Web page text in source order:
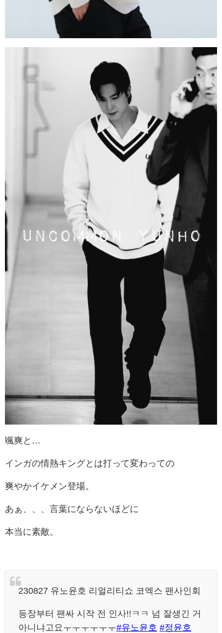
颯爽と…
インガの情熱キングとは打って変わっての
爽やかイケメン登場。
あぁ、、、言葉にならないほどに
本当に素敵。
230827 유노윤호 리얼리티쇼 코엑스 팬사인회
등장부터 팬싸 시작 전 인사!!ㅋㅋ 넘 잘생긴 거
아니냐고요ㅜㅜㅜㅜㅜㅜ#유노윤호 #정윤호